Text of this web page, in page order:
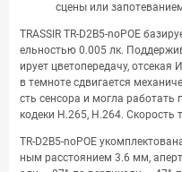
сцены или
TRASSIR TR-D2B5-noPOE
ельностью 0.005 лк.
ирует цветопередачу,
в темноте сдвигается
сть сенсора и могла
кодеки H.265, H.264. Скорость
TR-D2B5-noPOE
ным расстоянием 3.6 мм,